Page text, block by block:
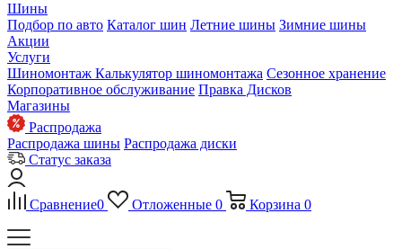
Шины
Подбор по авто Каталог шин Летние шины Зимние шины
Акции
Услуги
Шиномонтаж Калькулятор шиномонтажа Сезонное хранение
Корпоративное обслуживание Правка Дисков
Магазины
Распродажа
Распродажа шины Распродажа диски
Статус заказа
Сравнение0 Отложенные 0 Корзина 0